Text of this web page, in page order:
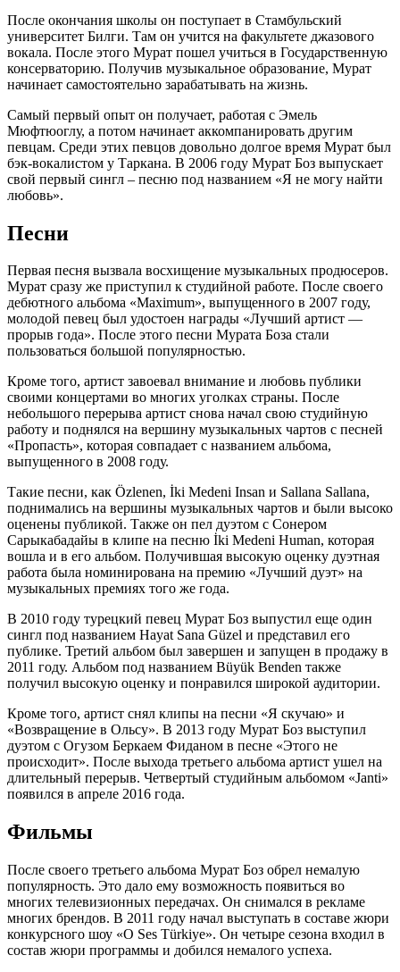
После окончания школы он поступает в Стамбульский
университет Билги. Там он учится на факультете джазового
вокала. После этого Мурат пошел учиться в Государственную
консерваторию. Получив музыкальное образование, Мурат
начинает самостоятельно зарабатывать на жизнь.
Самый первый опыт он получает, работая с Эмель
Мюфтюоглу, а потом начинает аккомпанировать другим
певцам. Среди этих певцов довольно долгое время Мурат был
бэк-вокалистом у Таркана. В 2006 году Мурат Боз выпускает
свой первый сингл – песню под названием «Я не могу найти
любовь».
Песни
Первая песня вызвала восхищение музыкальных продюсеров.
Мурат сразу же приступил к студийной работе. После своего
дебютного альбома «Maximum», выпущенного в 2007 году,
молодой певец был удостоен награды «Лучший артист —
прорыв года». После этого песни Мурата Боза стали
пользоваться большой популярностью.
Кроме того, артист завоевал внимание и любовь публики
своими концертами во многих уголках страны. После
небольшого перерыва артист снова начал свою студийную
работу и поднялся на вершину музыкальных чартов с песней
«Пропасть», которая совпадает с названием альбома,
выпущенного в 2008 году.
Такие песни, как Özlenen, İki Medeni Insan и Sallana Sallana,
поднимались на вершины музыкальных чартов и были высоко
оценены публикой. Также он пел дуэтом с Сонером
Сарыкабадайы в клипе на песню İki Medeni Human, которая
вошла и в его альбом. Получившая высокую оценку дуэтная
работа была номинирована на премию «Лучший дуэт» на
музыкальных премиях того же года.
В 2010 году турецкий певец Мурат Боз выпустил еще один
сингл под названием Hayat Sana Güzel и представил его
публике. Третий альбом был завершен и запущен в продажу в
2011 году. Альбом под названием Büyük Benden также
получил высокую оценку и понравился широкой аудитории.
Кроме того, артист снял клипы на песни «Я скучаю» и
«Возвращение в Ольсу». В 2013 году Мурат Боз выступил
дуэтом с Огузом Беркаем Фиданом в песне «Этого не
происходит». После выхода третьего альбома артист ушел на
длительный перерыв. Четвертый студийным альбомом «Janti»
появился в апреле 2016 года.
Фильмы
После своего третьего альбома Мурат Боз обрел немалую
популярность. Это дало ему возможность появиться во
многих телевизионных передачах. Он снимался в рекламе
многих брендов. В 2011 году начал выступать в составе жюри
конкурсного шоу «O Ses Türkiye». Он четыре сезона входил в
состав жюри программы и добился немалого успеха.